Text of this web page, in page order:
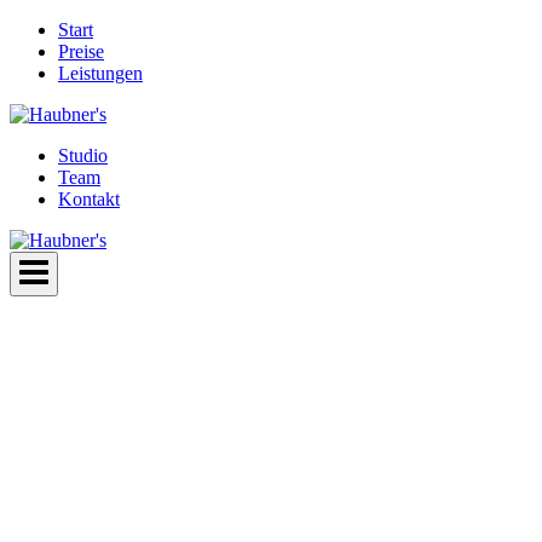
Zum
Inhalt
springen
Start
Preise
Leistungen
Studio
Team
Kontakt